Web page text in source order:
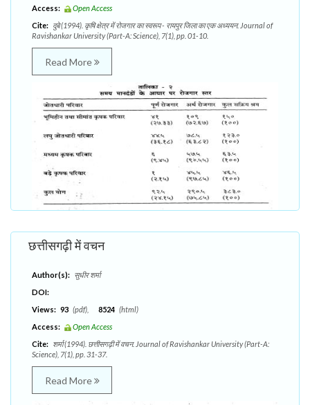
Access:
Open Access
Cite: दुबे (1994). कृषि क्षेत्र में रोजगार का स्वरूप - रायपुर जिला का एक अध्ययन. Journal of
Ravishankar University (Part-A: Science), 7(1), pp. 01-10.
Read More
छत्तीसगढ़ी में वचन
Author(s): सुधीर शर्मा
DOI:
Views: 93 (pdf), 8524 (html)
Access:
Open Access
Cite: शर्मा (1994). छत्तीसगढ़ी में वचन. Journal of Ravishankar University (Part-A:
Science), 7(1), pp. 31-37.
Read More